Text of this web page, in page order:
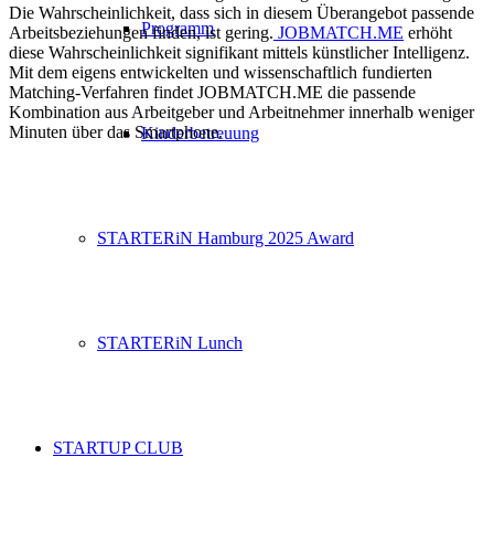
Programm
Kinderbetreuung
STARTERiN Hamburg 2025 Award
STARTERiN Lunch
STARTUP CLUB
Die Wahrscheinlichkeit, dass sich in diesem Überangebot passende
Arbeitsbeziehungen finden, ist gering. JOBMATCH.ME erhöht
diese Wahrscheinlichkeit signifikant mittels künstlicher Intelligenz.
Mit dem eigens entwickelten und wissenschaftlich fundierten
Matching-Verfahren findet JOBMATCH.ME die passende
Kombination aus Arbeitgeber und Arbeitnehmer innerhalb weniger
Minuten über das Smartphone.